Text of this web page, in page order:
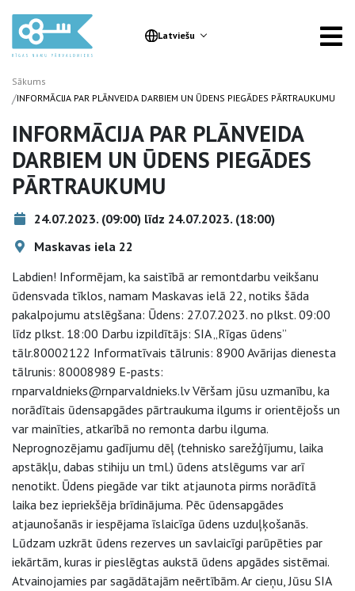
Latviešu
Sākums
/INFORMĀCIJA PAR PLĀNVEIDA DARBIEM UN ŪDENS PIEGĀDES PĀRTRAUKUMU
INFORMĀCIJA PAR PLĀNVEIDA
DARBIEM UN ŪDENS PIEGĀDES
PĀRTRAUKUMU
24.07.2023. (09:00) līdz 24.07.2023. (18:00)
Maskavas iela 22
Labdien! Informējam, ka saistībā ar remontdarbu veikšanu
ūdensvada tīklos, namam Maskavas ielā 22, notiks šāda
pakalpojumu atslēgšana: Ūdens: 27.07.2023. no plkst. 09:00
līdz plkst. 18:00 Darbu izpildītājs: SIA „Rīgas ūdens”
tālr.80002122 Informatīvais tālrunis: 8900 Avārijas dienesta
tālrunis: 80008989 E-pasts:
rnparvaldnieks@rnparvaldnieks.lv Vēršam jūsu uzmanību, ka
norādītais ūdensapgādes pārtraukuma ilgums ir orientējošs un
var mainīties, atkarībā no remonta darbu ilguma.
Neprognozējamu gadījumu dēļ (tehnisko sarežģījumu, laika
apstākļu, dabas stihiju un tml.) ūdens atslēgums var arī
nenotikt. Ūdens piegāde var tikt atjaunota pirms norādītā
laika bez iepriekšēja brīdinājuma. Pēc ūdensapgādes
atjaunošanās ir iespējama īslaicīga ūdens uzduļķošanās.
Lūdzam uzkrāt ūdens rezerves un savlaicīgi parūpēties par
iekārtām, kuras ir pieslēgtas aukstā ūdens apgādes sistēmai.
Atvainojamies par sagādātajām neērtībām. Ar cieņu, Jūsu SIA